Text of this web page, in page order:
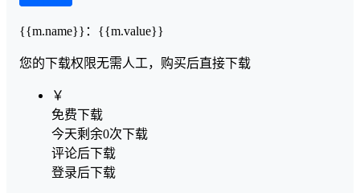
{{m.name}} ： {{m.value}}
您的下载权限无需人工，购买后直接下载
￥
免费下载
今天剩余0次下载
评论后下载
登录后下载